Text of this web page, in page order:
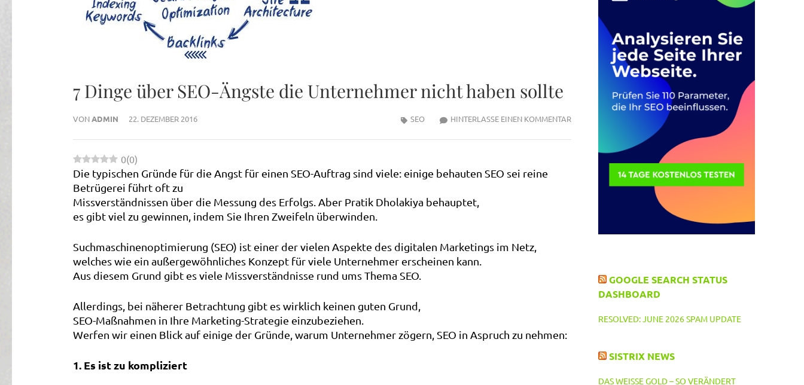
7 Dinge über SEO-Ängste die Unternehmer nicht haben sollte
VONADMIN 22. DEZEMBER 2016 HINTERLASSE EINEN KOMMENTARZU
SEO
0(0)
Die typischen Gründe für die Angst für einen SEO-Auftrag sind viele: einige behauten SEO sei reine
Betrügerei führt oft zu
Missverständnissen über die Messung des Erfolgs. Aber Pratik Dholakiya behauptet,
es gibt viel zu gewinnen, indem Sie Ihren Zweifeln überwinden.
Suchmaschinenoptimierung (SEO) ist einer der vielen Aspekte des digitalen Marketings im Netz,
welches wie ein außergewöhnliches Konzept für viele Unternehmer erscheinen kann.
Aus diesem Grund gibt es viele Missverständnisse rund ums Thema SEO.
Allerdings, bei näherer Betrachtung gibt es wirklich keinen guten Grund,
SEO-Maßnahmen in Ihre Marketing-Strategie einzubeziehen.
Werfen wir einen Blick auf einige der Gründe, warum Unternehmer zögern, SEO in Aspruch zu nehmen:
1. Es ist zu kompliziert
GOOGLE SEARCH STATUS
DASHBOARD
RESOLVED: JUNE 2026 SPAM UPDATE
SISTRIX NEWS
DAS WEISSE GOLD – SO VERÄNDERT S